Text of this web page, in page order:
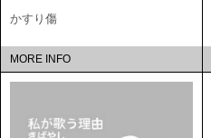
かすり傷
MORE INFO